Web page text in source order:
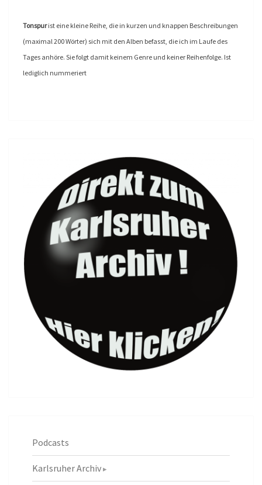
Tonspurist eine kleine Reihe, die in kurzen und knappen Beschreibungen
(maximal 200 Wörter) sich mit den Alben befasst, die ich im Laufe des
Tages anhöre. Sie folgt damit keinem Genre und keiner Reihenfolge. Ist
lediglich nummeriert
Podcasts
Karlsruher Archiv